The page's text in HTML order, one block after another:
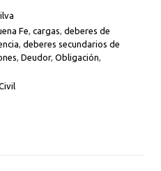
Fe,cargas,deberes de
,deberes secundarios de
,Deudor,Obligación,